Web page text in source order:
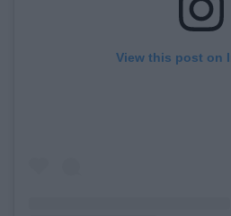
View this post on